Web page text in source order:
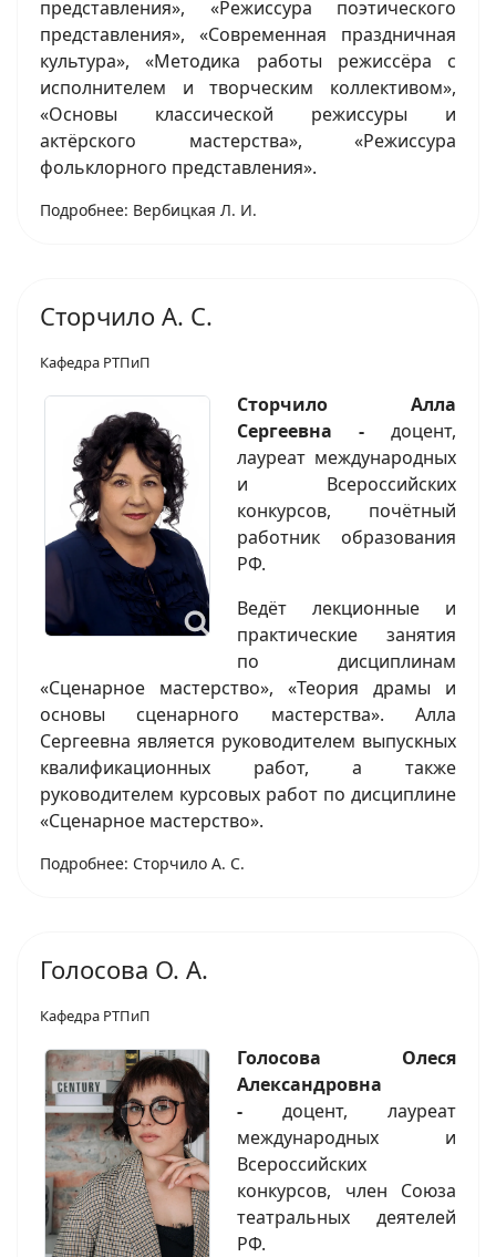
представления», «Режиссура поэтического
представления», «Современная праздничная
культура», «Методика работы режиссёра с
исполнителем и творческим коллективом»,
«Основы классической режиссуры и
актёрского мастерства», «Режиссура
фольклорного представления».
Подробнее: Вербицкая Л. И.
Сторчило А. С.
Кафедра РТПиП
Сторчило Алла
Сергеевна - доцент,
лауреат международных
и Всероссийских
конкурсов, почётный
работник образования
РФ.
Ведёт лекционные и
практические занятия
по дисциплинам
«Сценарное мастерство», «Теория драмы и
основы сценарного мастерства». Алла
Сергеевна является руководителем выпускных
квалификационных работ, а также
руководителем курсовых работ по дисциплине
«Сценарное мастерство».
Подробнее: Сторчило А. С.
Голосова О. А.
Кафедра РТПиП
Голосова Олеся
Александровна
- доцент, лауреат
международных и
Всероссийских
конкурсов, член Союза
театральных деятелей
РФ.